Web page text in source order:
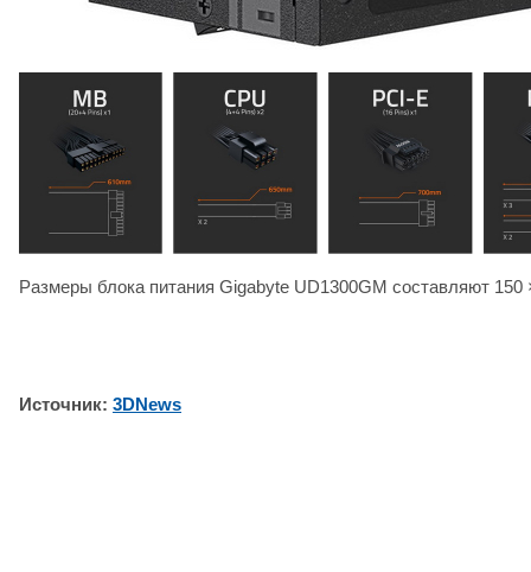
Размеры блока питания Gigabyte UD1300GM составляют
Источник: 3DNews